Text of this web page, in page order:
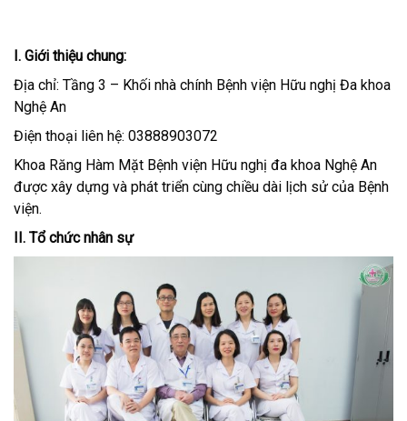
I. Giới thiệu chung:
Địa chỉ: Tầng 3 – Khối nhà chính Bệnh viện Hữu nghị Đa khoa
Nghệ An
Điện thoại liên hệ: 03888903072
Khoa Răng Hàm Mặt Bệnh viện Hữu nghị đa khoa Nghệ An
được xây dựng và phát triển cùng chiều dài lịch sử của Bệnh
viện.
II. Tổ chức nhân sự